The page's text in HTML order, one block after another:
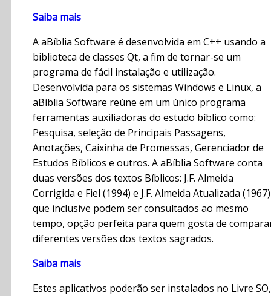
Saiba mais
A aBíblia Software é desenvolvida em C++ usando a
biblioteca de classes Qt, a fim de tornar-se um
programa de fácil instalação e utilização.
Desenvolvida para os sistemas Windows e Linux, a
aBíblia Software reúne em um único programa
ferramentas auxiliadoras do estudo bíblico como:
Pesquisa, seleção de Principais Passagens,
Anotações, Caixinha de Promessas, Gerenciador de
Estudos Bíblicos e outros. A aBíblia Software conta
duas versões dos textos Bíblicos: J.F. Almeida
Corrigida e Fiel (1994) e J.F. Almeida Atualizada (1967)
que inclusive podem ser consultados ao mesmo
tempo, opção perfeita para quem gosta de
diferentes versões dos textos sagrados.
Saiba mais
Estes aplicativos poderão ser instalados no Livre SO,